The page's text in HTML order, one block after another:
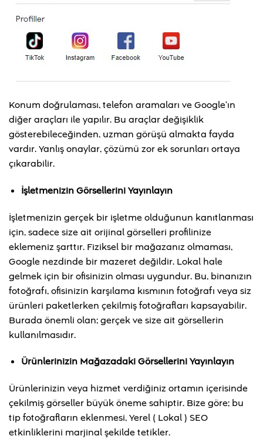
Konum doğrulaması, telefon aramaları ve Google’ın
diğer araçları ile yapılır. Bu araçlar değişiklik
gösterebileceğinden, uzman görüşü almakta fayda
vardır. Yanlış onaylar, çözümü zor ek sorunları ortaya
çıkarabilir.
İşletmenizin Görsellerini Yayınlayın
İşletmenizin gerçek bir işletme olduğunun kanıtlanması
için, sadece size ait orijinal görselleri profilinize
eklemeniz şarttır. Fiziksel bir mağazanız olmaması,
Google nezdinde bir mazeret değildir. Lokal hale
gelmek için bir ofisinizin olması uygundur. Bu, binanızın
fotoğrafı, ofisinizin karşılama kısmının fotoğrafı veya siz
ürünleri paketlerken çekilmiş fotoğrafları kapsayabilir.
Burada önemli olan; gerçek ve size ait görsellerin
kullanılmasıdır.
Ürünlerinizin Mağazadaki Görsellerini Yayınlayın
Ürünlerinizin veya hizmet verdiğiniz ortamın içerisinde
çekilmiş görseller büyük öneme sahiptir. Bize göre; bu
tip fotoğrafların eklenmesi, Yerel ( Lokal ) SEO
etkinliklerini marjinal şekilde tetikler.